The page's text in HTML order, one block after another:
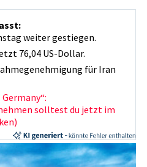
weiter gestiegen.
76,04 US-Dollar.
für Iran
solltest du jetzt im